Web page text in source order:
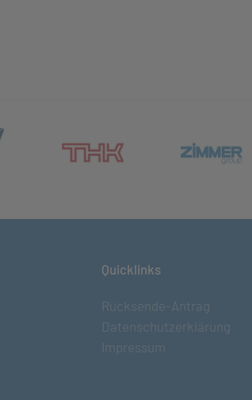
(öffnet in neuem Tab)
Quicklinks
Rücksende-Antrag
Datenschutzerklärung
Impressum